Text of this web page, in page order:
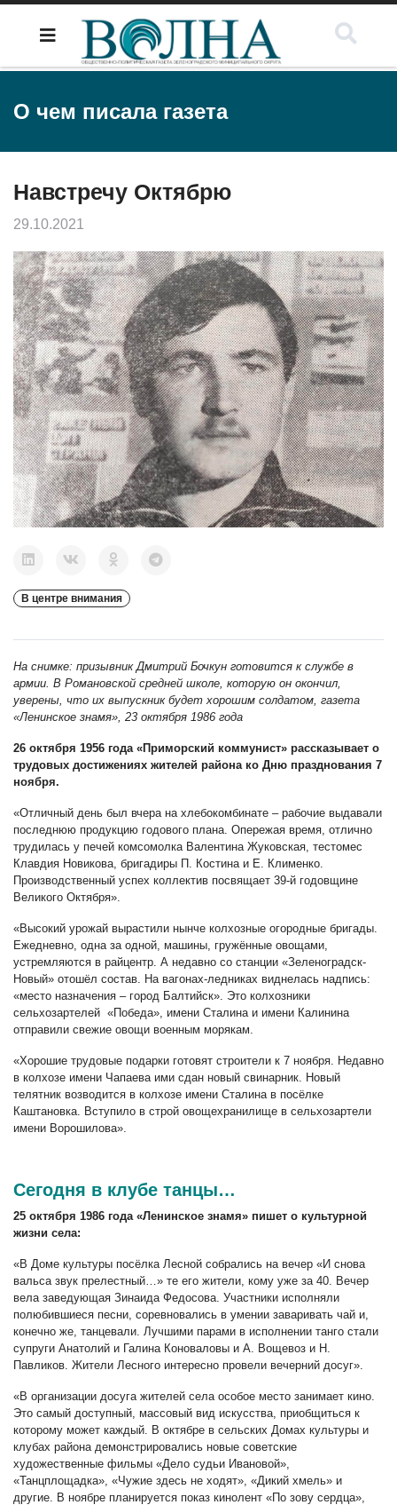
О чем писала газета
Навстречу Октябрю
29.10.2021
В центре внимания
На снимке: призывник Дмитрий Бочкун готовится к службе в
армии. В Романовской средней школе, которую он окончил,
уверены, что их выпускник будет хорошим солдатом, газета
«Ленинское знамя», 23 октября 1986 года
26 октября 1956 года «Приморский коммунист» рассказывает о
трудовых достижениях жителей района ко Дню празднования 7
ноября.
«Отличный день был вчера на хлебокомбинате – рабочие выдавали
последнюю продукцию годового плана. Опережая время, отлично
трудилась у печей комсомолка Валентина Жуковская, тестомес
Клавдия Новикова, бригадиры П. Костина и Е. Клименко.
Производственный успех коллектив посвящает 39-й годовщине
Великого Октября».
«Высокий урожай вырастили нынче колхозные огородные бригады.
Ежедневно, одна за одной, машины, гружённые овощами,
устремляются в райцентр. А недавно со станции «Зеленоградск-
Новый» отошёл состав. На вагонах-ледниках виднелась надпись:
«место назначения – город Балтийск». Это колхозники
сельхозартелей «Победа», имени Сталина и имени Калинина
отправили свежие овощи военным морякам.
«Хорошие трудовые подарки готовят строители к 7 ноября. Недавно
в колхозе имени Чапаева ими сдан новый свинарник. Новый
телятник возводится в колхозе имени Сталина в посёлке
Каштановка. Вступило в строй овощехранилище в сельхозартели
имени Ворошилова».
Сегодня в клубе танцы…
25 октября 1986 года «Ленинское знамя» пишет о культурной
жизни села:
«В Доме культуры посёлка Лесной собрались на вечер «И снова
вальса звук прелестный…» те его жители, кому уже за 40. Вечер
вела заведующая Зинаида Федосова. Участники исполняли
полюбившиеся песни, соревновались в умении заваривать чай и,
конечно же, танцевали. Лучшими парами в исполнении танго стали
супруги Анатолий и Галина Коноваловы и А. Вощевоз и Н.
Павликов. Жители Лесного интересно провели вечерний досуг».
«В организации досуга жителей села особое место занимает кино.
Это самый доступный, массовый вид искусства, приобщиться к
которому может каждый. В октябре в сельских Домах культуры и
клубах района демонстрировались новые советские
художественные фильмы «Дело судьи Ивановой»,
«Танцплощадка», «Чужие здесь не ходят», «Дикий хмель» и
другие. В ноябре планируется показ кинолент «По зову сердца»,